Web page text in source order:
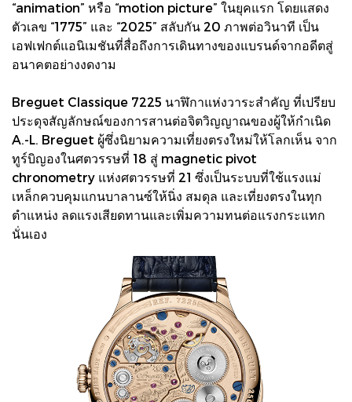
“animation” หรือ “motion picture” ในยุคแรก โดยแสดง
ตัวเลข “1775” และ “2025” สลับกัน 20 ภาพต่อวินาที เป็น
เอฟเฟกต์แอนิเมชันที่สื่อถึงการเดินทางของแบรนด์จากอดีตสู่
อนาคตอย่างงดงาม
Breguet Classique 7225 นาฬิกาแห่งวาระสำคัญ ที่เปรียบ
ประดุจสัญลักษณ์ของการสานต่อจิตวิญญาณของผู้ให้กำเนิด
A.-L. Breguet ผู้ซึ่งนิยามความเที่ยงตรงใหม่ให้โลกเห็น จาก
ทูร์บิญองในศตวรรษที่ 18 สู่ magnetic pivot
chronometry แห่งศตวรรษที่ 21 ซึ่งเป็นระบบที่ใช้แรงแม่
เหล็กควบคุมแกนบาลานซ์ให้นิ่ง สมดุล และเที่ยงตรงในทุก
ตำแหน่ง ลดแรงเสียดทานและเพิ่มความทนต่อแรงกระแทก
นั่นเอง